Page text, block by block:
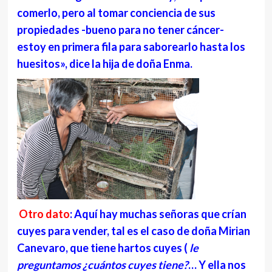
comerlo, pero al tomar conciencia de sus
propiedades -bueno para no tener cáncer-
estoy en primera fila para saborearlo hasta los
huesitos», dice la hija de doña Enma.
Otro dato: Aquí hay muchas señoras que crían
cuyes para vender, tal es el caso de doña Mirian
Canevaro, que tiene hartos cuyes ( le
preguntamos ¿cuántos cuyes tiene?… Y ella nos